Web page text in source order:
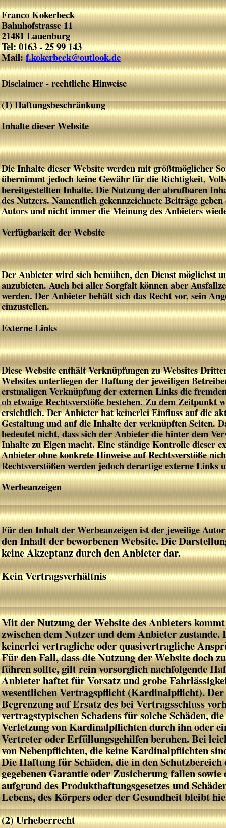
Franco Kokerbeck
Bahnhofstrasse11
21481 Lauenburg
Tel: 0163 - 25 99 143
Mail:f.kokerbeck@outlook.de
Disclaimer - rechtliche Hinweise
(1) Haftungsbeschränkung
Inhalte dieser Website
Die Inhalte dieser Website werden mit größtmöglicher
übernimmt jedoch keine Gewähr für die Richtigkeit,
bereitgestellten Inhalte. Die Nutzung der abrufbaren
des Nutzers. Namentlich gekennzeichnete Beiträge
Autors und nicht immer die Meinung des Anbieters
Verfügbarkeit der Website
Der Anbieter wird sich bemühen, den Dienst möglichst
anzubieten. Auch bei aller Sorgfalt können aber
werden. Der Anbieter behält sich das Recht vor, sein
einzustellen.
Externe Links
Diese Website enthält Verknüpfungen zu Websites
Websites unterliegen der Haftung der jeweiligen
erstmaligen Verknüpfung der externen Links die
ob etwaige Rechtsverstöße bestehen. Zu dem Zeitpunkt
ersichtlich. Der Anbieter hat keinerlei Einfluss auf die
Gestaltung und auf die Inhalte der verknüpften Seiten.
bedeutet nicht, dass sich der Anbieter die hinter dem
Inhalte zu Eigen macht. Eine ständige Kontrolle dieser
Anbieter ohne konkrete Hinweise auf Rechtsverstöße
Rechtsverstößen werden jedoch derartige externe Links
Werbeanzeigen
Für den Inhalt der Werbeanzeigen ist der jeweilige
den Inhalt der beworbenen Website. Die
keine Akzeptanz durch den Anbieter dar.
Kein Vertragsverhältnis
Mit der Nutzung der Website des Anbieters
zwischen dem Nutzer und dem Anbieter zustande.
keinerlei vertragliche oder quasivertragliche
Für den Fall, dass die Nutzung der Website doch
führen sollte, gilt rein vorsorglich nachfolgende
Anbieter haftet für Vorsatz und grobe
wesentlichen Vertragspflicht (Kardinalpflicht).
Begrenzung auf Ersatz des bei Vertragsschluss
vertragstypischen Schadens für solche Schäden,
Verletzung von Kardinalpflichten durch ihn oder
Vertreter oder Erfüllungsgehilfen beruhen. Bei
von Nebenpflichten, die keine Kardinalpflichten
Die Haftung für Schäden, die in den
gegebenen Garantie oder Zusicherung fallen
aufgrund des Produkthaftungsgesetzes und
Lebens, des Körpers oder der Gesundheit bleibt
(2) Urheberrecht